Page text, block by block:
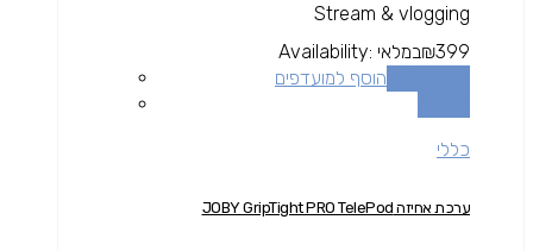
Stream & vlogging
₪399
Availability: במלאי
הוסף למועדפים
כללי
ערכת אחיזה JOBY GripTight PRO TelePod